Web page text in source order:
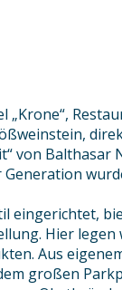
von Balthasar
eingerichtet,
Hier
Aus
großen